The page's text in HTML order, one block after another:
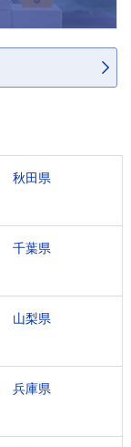
秋田県
千葉県
山梨県
兵庫県